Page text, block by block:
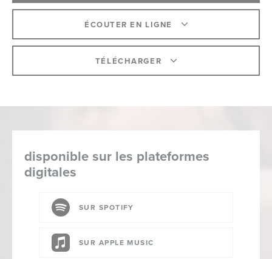
ÉCOUTER EN LIGNE
TÉLÉCHARGER
disponible sur les plateformes
digitales
SUR SPOTIFY
SUR APPLE MUSIC